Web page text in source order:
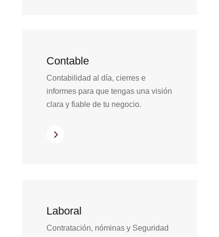
Contable
Contabilidad al día, cierres e
informes para que tengas una visión
clara y fiable de tu negocio.
5
Laboral
Contratación, nóminas y Seguridad